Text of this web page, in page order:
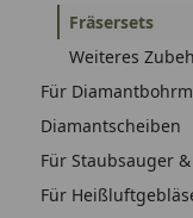
Fräsersets
Weiteres
Für
Diamantscheiben
Für Staubsauger
Für